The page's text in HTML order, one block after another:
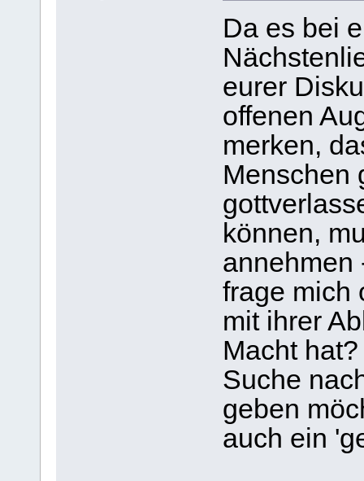
Da es bei
eurer
offenen
merken,
Menschen
können,
annehmen
frage mich
mit ihrer
Macht
Suche
geben
auch ein